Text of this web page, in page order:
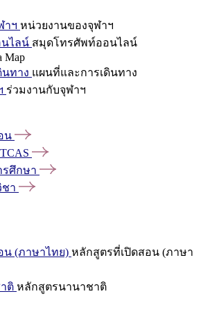
าฯ หน่วยงานของจุฬาฯ
ไลน์ สมุดโทรศัพท์ออนไลน์
Map
นทาง แผนที่และการเดินทาง
ร่วมงานกับจุฬาฯ
น
TCAS
รศึกษา
า
น (ภาษาไทย) หลักสูตรที่เปิดสอน (ภาษา
ติ หลักสูตรนานาชาติ